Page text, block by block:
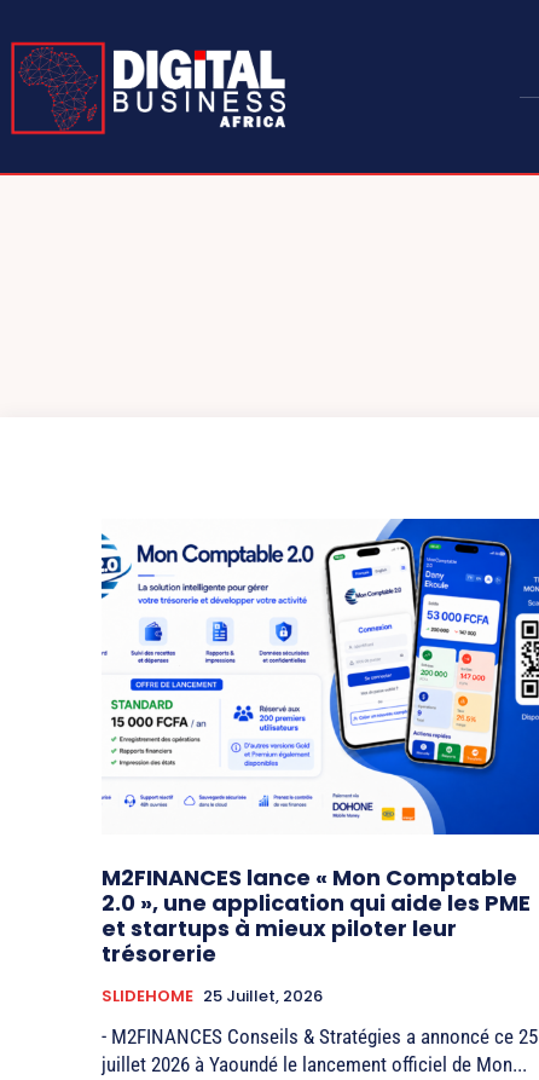
M2FINANCES lance « Mon Comptable
2.0 », une application qui aide les PME
et startups à mieux piloter leur
trésorerie
SLIDEHOME 25 Juillet, 2026
- M2FINANCES Conseils & Stratégies a annoncé ce 25
juillet 2026 à Yaoundé le lancement officiel de Mon...